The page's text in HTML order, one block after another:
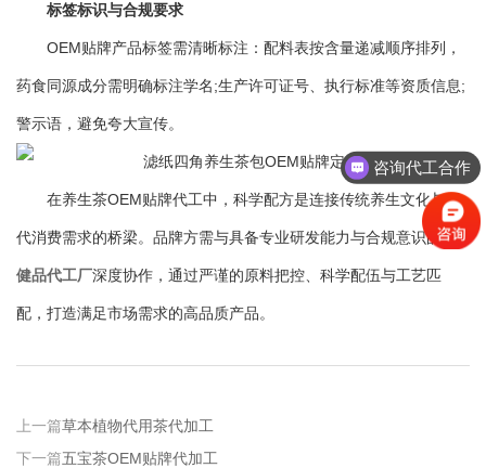
标签标识与合规要求
OEM贴牌产品标签需清晰标注：配料表按含量递减顺序排列，
药食同源成分需明确标注学名;生产许可证号、执行标准等资质信息;
警示语，避免夸大宣传。
在养生茶OEM贴牌代工中，科学配方是连接传统养生文化与现
代消费需求的桥梁。品牌方需与具备专业研发能力与合规意识的保
健品代工厂深度协作，通过严谨的原料把控、科学配伍与工艺匹
配，打造满足市场需求的高品质产品。
上一篇草本植物代用茶代加工
下一篇五宝茶OEM贴牌代加工
咨询代工合作